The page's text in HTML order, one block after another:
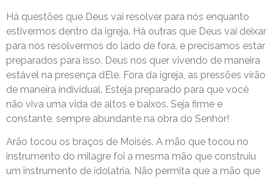
Há questões que Deus vai resolver para nós enquanto
estivermos dentro da igreja. Há outras que Deus vai deixar
para nós resolvermos do lado de fora, e precisamos estar
preparados para isso. Deus nos quer vivendo de maneira
estável na presença dEle. Fora da igreja, as pressões virão
de maneira individual. Esteja preparado para que você
não viva uma vida de altos e baixos. Seja firme e
constante, sempre abundante na obra do Senhor!
Arão tocou os braços de Moisés. A mão que tocou no
instrumento do milagre foi a mesma mão que construiu
um instrumento de idolatria. Não permita que a mão que